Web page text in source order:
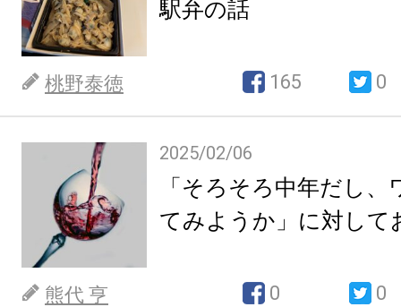
駅弁の話
桃野泰徳 165 0
2025/02/06
「そろそろ中年だし
てみようか」に対して
熊代 亨 0 0